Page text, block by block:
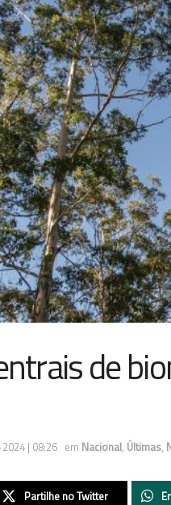
de
| 08:26 em Nacional, Últimas,
Partilhe no Twitter